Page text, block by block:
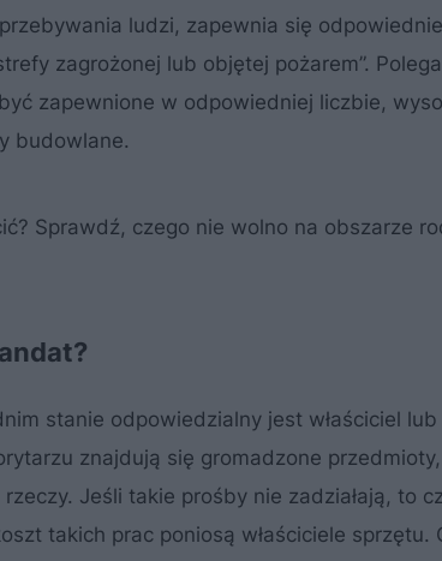
ludzi, zapewnia się
zagrożonej lub objętej pożarem”.
zapewnione w odpowiedniej liczbie,
budowlane.
Sprawdź, czego nie wolno na obszarze
stanie odpowiedzialny jest właściciel
znajdują się gromadzone
Jeśli takie prośby nie zadziałają, to
takich prac poniosą właściciele sprzętu.